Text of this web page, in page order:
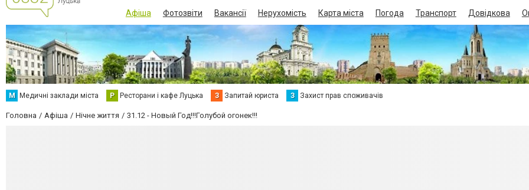
Афіша Фотозвіти Вакансії Нерухомість Карта міста Погода Транспорт Довідкова
М Медичні заклади міста Р Ресторани і кафе Луцька З Запитай юриста З Захист прав споживачів
Головна Афіша Нічне життя 31.12 - Новый Год!!!Голубой огонек!!!